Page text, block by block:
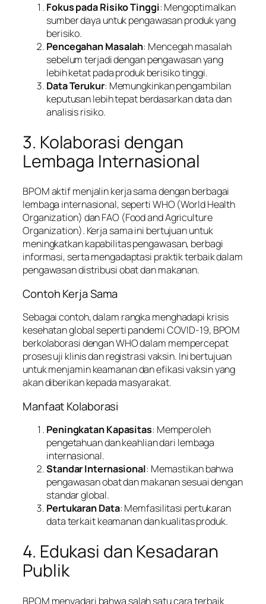
Fokus pada Risiko Tinggi: Mengoptimalkan
sumber daya untuk pengawasan produk yang
berisiko.
Pencegahan Masalah: Mencegah masalah
sebelum terjadi dengan pengawasan yang
lebih ketat pada produk berisiko tinggi.
Data Terukur: Memungkinkan pengambilan
keputusan lebih tepat berdasarkan data dan
analisis risiko.
3. Kolaborasi dengan
Lembaga Internasional
BPOM aktif menjalin kerja sama dengan berbagai
lembaga internasional, seperti WHO (World Health
Organization) dan FAO (Food and Agriculture
Organization). Kerja sama ini bertujuan untuk
meningkatkan kapabilitas pengawasan, berbagi
informasi, serta mengadaptasi praktik terbaik dalam
pengawasan distribusi obat dan makanan.
Contoh Kerja Sama
Sebagai contoh, dalam rangka menghadapi krisis
kesehatan global seperti pandemi COVID-19, BPOM
berkolaborasi dengan WHO dalam mempercepat
proses uji klinis dan registrasi vaksin. Ini bertujuan
untuk menjamin keamanan dan efikasi vaksin yang
akan diberikan kepada masyarakat.
Manfaat Kolaborasi
Peningkatan Kapasitas: Memperoleh
pengetahuan dan keahlian dari lembaga
internasional.
Standar Internasional: Memastikan bahwa
pengawasan obat dan makanan sesuai dengan
standar global.
Pertukaran Data: Memfasilitasi pertukaran
data terkait keamanan dan kualitas produk.
4. Edukasi dan Kesadaran
Publik
BPOM menyadari bahwa salah satu cara terbaik